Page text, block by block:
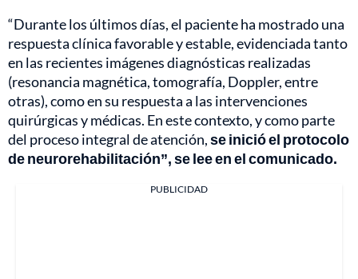
“Durante los últimos días, el paciente ha mostrado una
respuesta clínica favorable y estable, evidenciada tanto
en las recientes imágenes diagnósticas realizadas
(resonancia magnética, tomografía, Doppler, entre
otras), como en su respuesta a las intervenciones
quirúrgicas y médicas. En este contexto, y como parte
del proceso integral de atención,se inició el protocolo
de neurorehabilitación”, se lee en el comunicado.
PUBLICIDAD